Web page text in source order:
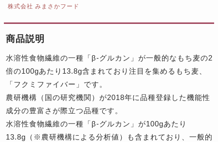
株式会社 みまさかフード
商品説明
水溶性食物繊維の一種「β-グルカン」が一般的なもち麦の2
倍の100gあたり13.8g含まれており注目を集めるもち麦、
「フクミファイバー」です。
農研機構（国の研究機関）が2018年に品種登録した機能性
成分の豊富さが際立つ品種です。
水溶性食物繊維の一種「β-グルカン」が100gあたり
13.8g（※農研機構による分析値）も含まれており、一般的